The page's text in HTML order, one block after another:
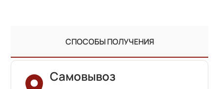
СПОСОБЫ ПОЛУЧЕНИЯ
Самовывоз